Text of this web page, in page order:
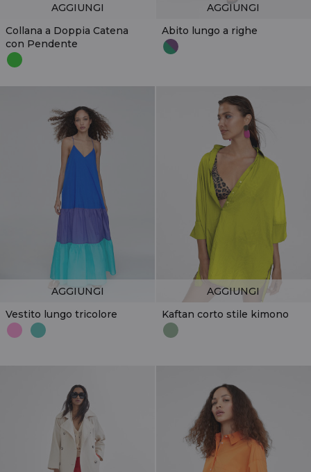
Collana a Doppia Catena
con Pendente
AGGIUNGI
Abito lungo a righe
AGGIUNGI
Vestito lungo tricolore
AGGIUNGI
Kaftan corto stile kimono
AGGIUNGI